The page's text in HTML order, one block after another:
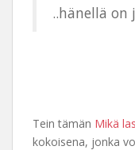
..hänellä on
Tein tämän Mikä
kokoisena, jonka